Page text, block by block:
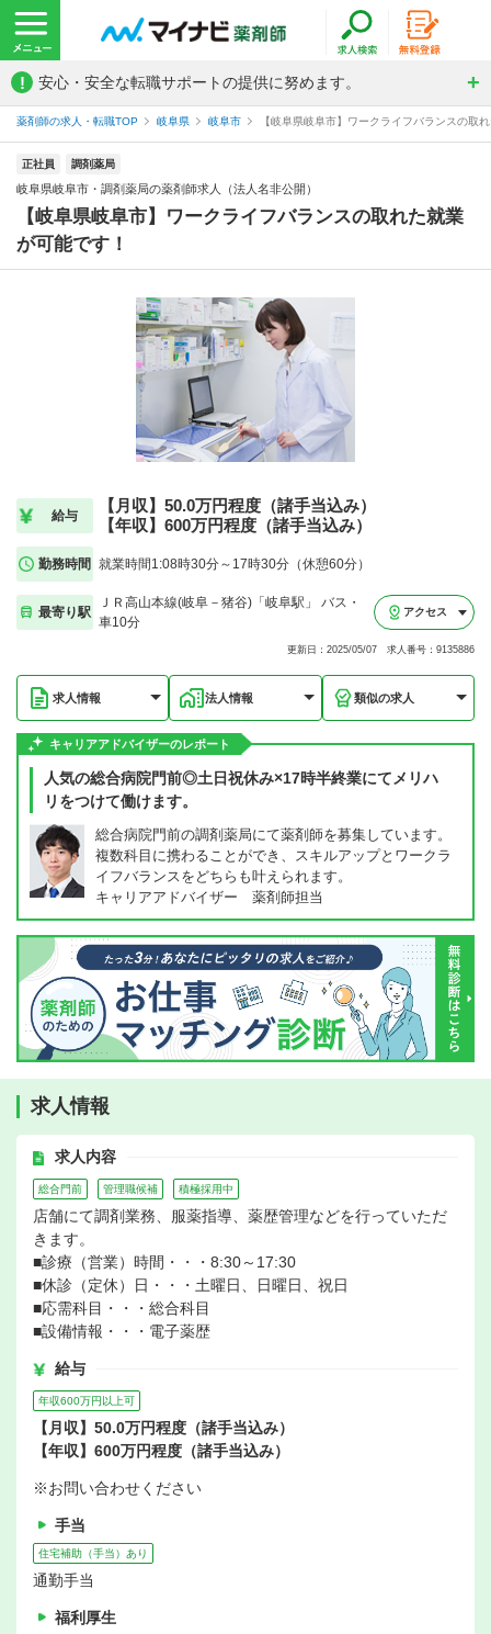
! 安心・安全な転職サポートの提供に努めます。
薬剤師の求人・転職TOP 岐阜県 岐阜市 【岐阜県岐阜市】ワークライフバランスの取
正社員 調剤薬局
岐阜県岐阜市・調剤薬局の薬剤師求人（法人名非公開）
【岐阜県岐阜市】ワークライフバランスの取れた就業
が可能です！
給与
【月収】50.0万円程度（諸手当込み）
【年収】600万円程度（諸手当込み）
勤務時間 就業時間1:08時30分～17時30分（休憩60分）
最寄り駅
ＪＲ高山本線(岐阜－猪谷)「岐阜駅」 バス・
車10分
アクセス
更新日：2025/05/07 求人番号：9135886
求人情報 法人情報 類似の求人
キャリアアドバイザーのレポート
人気の総合病院門前◎土日祝休み×17時半終業にてメリハ
リをつけて働けます。
総合病院門前の調剤薬局にて薬剤師を募集しています。
複数科目に携わることができ、スキルアップとワークラ
イフバランスをどちらも叶えられます。
キャリアアドバイザー 薬剤師担当
求人情報
求人内容
総合門前 管理職候補 積極採用中
店舗にて調剤業務、服薬指導、薬歴管理などを行っていただ
きます。
■診療（営業）時間・・・8:30～17:30
■休診（定休）日・・・土曜日、日曜日、祝日
■応需科目・・・総合科目
■設備情報・・・電子薬歴
給与
年収600万円以上可
【月収】50.0万円程度（諸手当込み）
【年収】600万円程度（諸手当込み）
※お問い合わせください
手当
住宅補助（手当）あり
通勤手当
福利厚生